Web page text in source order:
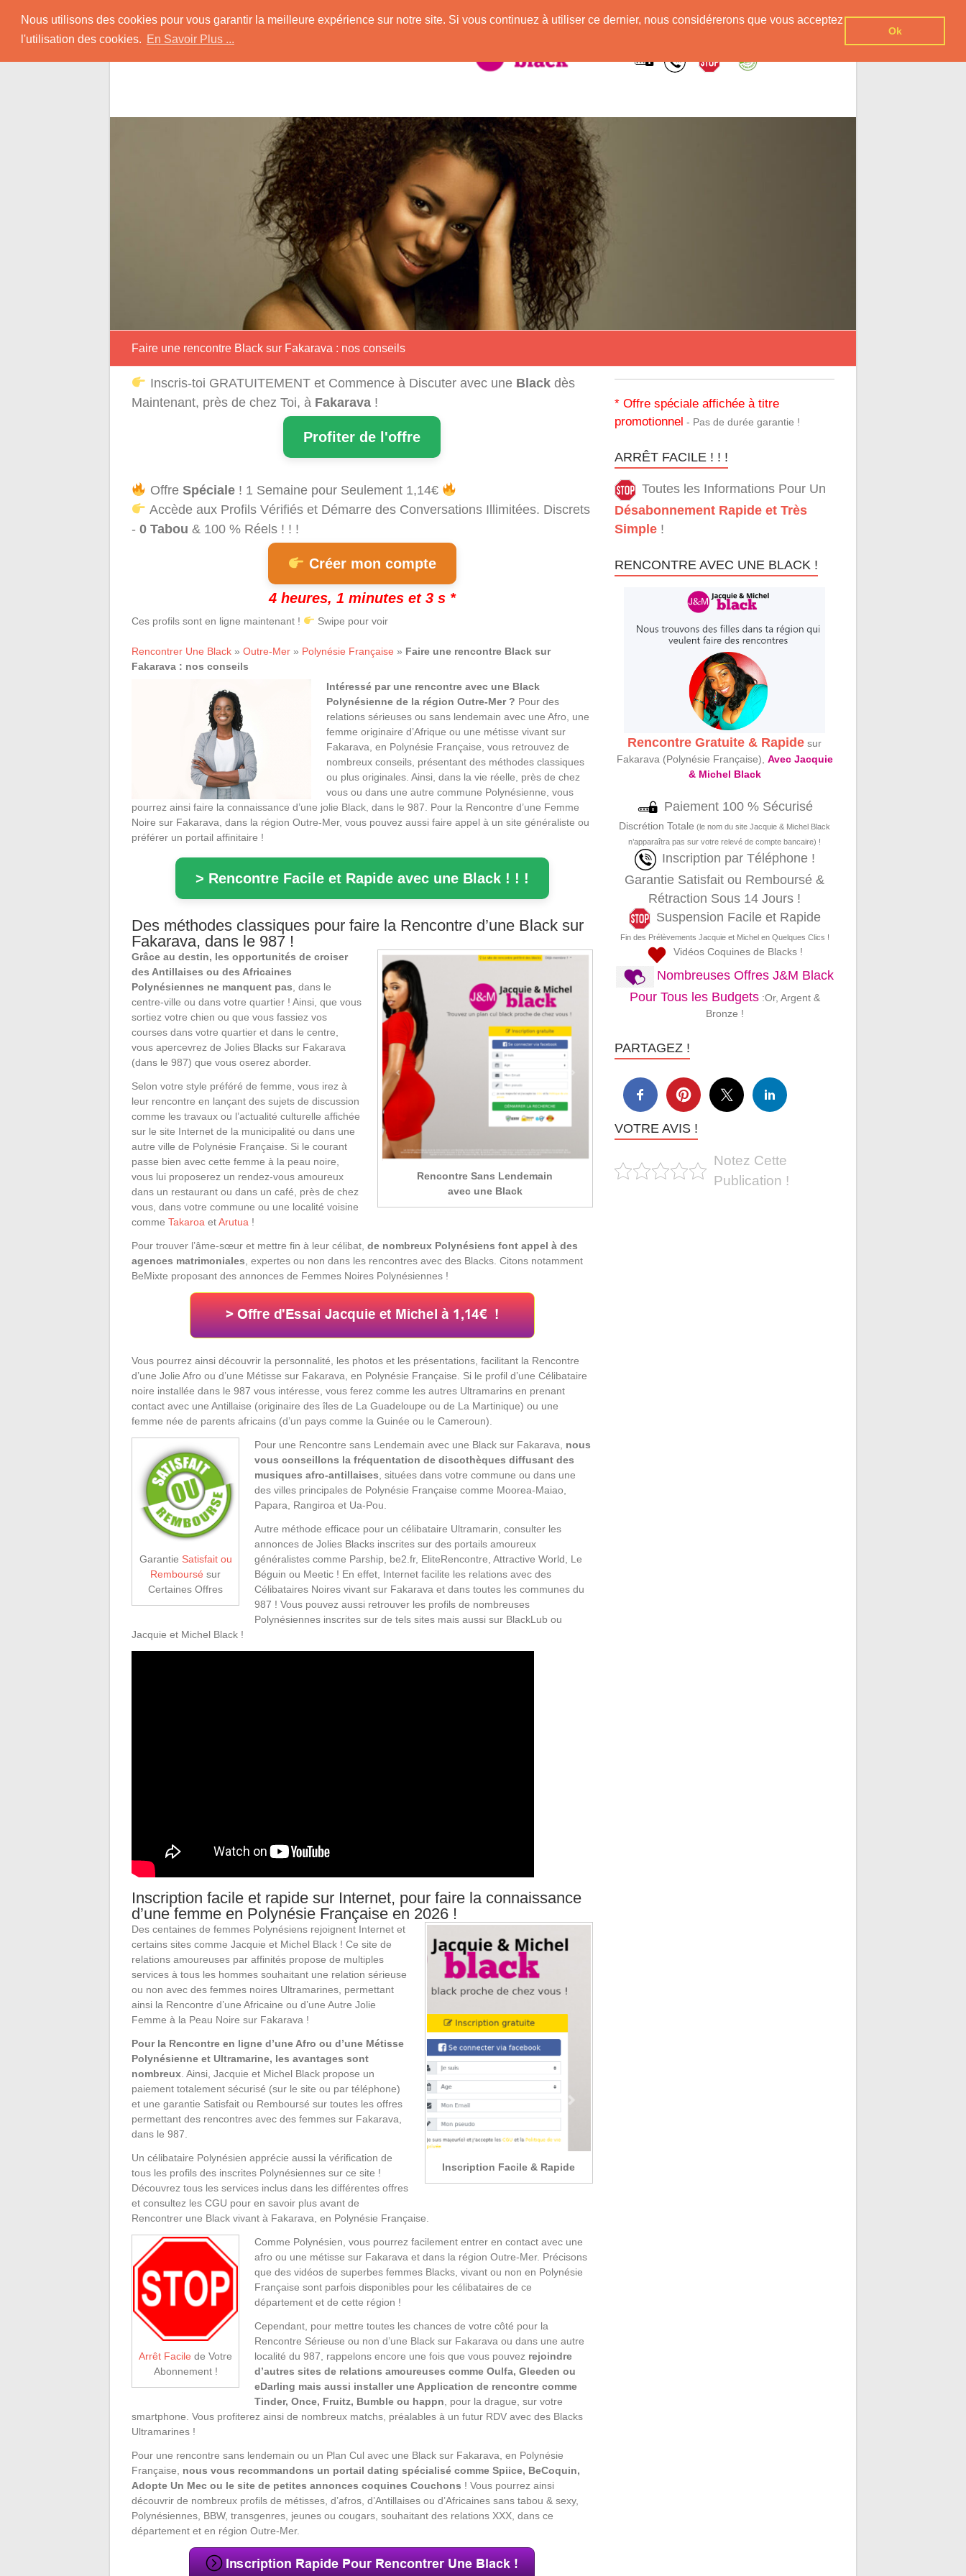
Nous utilisons des cookies pour vous garantir la meilleure expérience sur notre site. Si vous continuez à utiliser ce dernier, nous considérerons que vous acceptez
l'utilisation des cookies. En Savoir Plus ...
Ok
content
Rencontrer-Black
Conseils pour Rencontrer une Jolie Célibataire à la Peau Noire !
Faire une rencontre Black sur Fakarava : nos conseils
Inscris-toi GRATUITEMENT et Commence à Discuter avec une Blackdès
Maintenant, près de chez Toi, à Fakarava !
Profiter de l'offre
Offre Spéciale! 1 Semaine pour Seulement 1,14€
Accède aux Profils Vérifiés et Démarre des Conversations Illimitées. Discrets
- 0 Tabou & 100 % Réels ! ! !
Créer mon compte
4 heures, 1 minutes et 2 s *
Ces profils sont en ligne maintenant ! Swipe pour voir
Rencontrer Une Black » Outre-Mer » Polynésie Française » Faire une rencontre Black sur
Fakarava : nos conseils
Intéressé par une rencontre avec une Black
Polynésienne de la région Outre-Mer ? Pour des
relations sérieuses ou sans lendemain avec une Afro, une
femme originaire d’Afrique ou une métisse vivant sur
Fakarava, en Polynésie Française, vous retrouvez de
nombreux conseils, présentant des méthodes classiques
ou plus originales. Ainsi, dans la vie réelle, près de chez
vous ou dans une autre commune Polynésienne, vous
pourrez ainsi faire la connaissance d’une jolie Black, dans le 987. Pour la Rencontre d’une Femme
Noire sur Fakarava, dans la région Outre-Mer, vous pouvez aussi faire appel à un site généraliste ou
préférer un portail affinitaire !
> Rencontre Facile et Rapide avec une Black ! ! !
Des méthodes classiques pour faire la Rencontre d’une Black sur
Fakarava, dans le 987 !
Rencontre Sans Lendemain
avec une Black
Grâce au destin, les opportunités de croiser
des Antillaises ou des Africaines
Polynésiennes ne manquent pas , dans le
centre-ville ou dans votre quartier ! Ainsi, que vous
sortiez votre chien ou que vous fassiez vos
courses dans votre quartier et dans le centre,
vous apercevrez de Jolies Blacks sur Fakarava
(dans le 987) que vous oserez aborder.
Selon votre style préféré de femme, vous irez à
leur rencontre en lançant des sujets de discussion
comme les travaux ou l’actualité culturelle affichée
sur le site Internet de la municipalité ou dans une
autre ville de Polynésie Française. Si le courant
passe bien avec cette femme à la peau noire,
vous lui proposerez un rendez-vous amoureux
dans un restaurant ou dans un café, près de chez
vous, dans votre commune ou une localité voisine
comme Takaroa etArutua !
Pour trouver l’âme-sœur et mettre fin à leur célibat, de nombreux Polynésiens font appel à des
agences matrimoniales , expertes ou non dans les rencontres avec des Blacks. Citons notamment
BeMixte proposant des annonces de Femmes Noires Polynésiennes !
Vous pourrez ainsi découvrir la personnalité, les photos et les présentations, facilitant la Rencontre
d’une Jolie Afro ou d’une Métisse sur Fakarava, en Polynésie Française. Si le profil d’une Célibataire
noire installée dans le 987 vous intéresse, vous ferez comme les autres Ultramarins en prenant
contact avec une Antillaise (originaire des îles de La Guadeloupe ou de La Martinique) ou une
femme née de parents africains (d’un pays comme la Guinée ou le Cameroun).
Garantie Satisfait ou
Remboursé sur
Certaines Offres
Pour une Rencontre sans Lendemain avec une Black sur Fakarava, nous
vous conseillons la fréquentation de discothèques diffusant des
musiques afro-antillaises , situées dans votre commune ou dans une
des villes principales de Polynésie Française comme Moorea-Maiao,
Papara, Rangiroa et Ua-Pou.
Autre méthode efficace pour un célibataire Ultramarin, consulter les
annonces de Jolies Blacks inscrites sur des portails amoureux
généralistes comme Parship, be2.fr, EliteRencontre, Attractive World, Le
Béguin ou Meetic ! En effet, Internet facilite les relations avec des
Célibataires Noires vivant sur Fakarava et dans toutes les communes du
987 ! Vous pouvez aussi retrouver les profils de nombreuses
Polynésiennes inscrites sur de tels sites mais aussi sur BlackLub ou
Jacquie et Michel Black !
Inscription facile et rapide sur Internet, pour faire la connaissance
d’une femme en Polynésie Française en 2026 !
Inscription Facile & Rapide
Des centaines de femmes Polynésiens rejoignent Internet et
certains sites comme Jacquie et Michel Black ! Ce site de
relations amoureuses par affinités propose de multiples
services à tous les hommes souhaitant une relation sérieuse
ou non avec des femmes noires Ultramarines, permettant
ainsi la Rencontre d’une Africaine ou d’une Autre Jolie
Femme à la Peau Noire sur Fakarava !
Pour la Rencontre en ligne d’une Afro ou d’une Métisse
Polynésienne et Ultramarine, les avantages sont
nombreux . Ainsi, Jacquie et Michel Black propose un
paiement totalement sécurisé (sur le site ou par téléphone)
et une garantie Satisfait ou Remboursé sur toutes les offres
permettant des rencontres avec des femmes sur Fakarava,
dans le 987.
Un célibataire Polynésien apprécie aussi la vérification de
tous les profils des inscrites Polynésiennes sur ce site !
Découvrez tous les services inclus dans les différentes offres
et consultez les CGU pour en savoir plus avant de
Rencontrer une Black vivant à Fakarava, en Polynésie Française.
Arrêt Facile de Votre
Abonnement !
Comme Polynésien, vous pourrez facilement entrer en contact avec une
afro ou une métisse sur Fakarava et dans la région Outre-Mer. Précisons
que des vidéos de superbes femmes Blacks, vivant ou non en Polynésie
Française sont parfois disponibles pour les célibataires de ce
département et de cette région !
Cependant, pour mettre toutes les chances de votre côté pour la
Rencontre Sérieuse ou non d’une Black sur Fakarava ou dans une autre
localité du 987, rappelons encore une fois que vous pouvez rejoindre
d’autres sites de relations amoureuses comme Oulfa, Gleeden ou
eDarling mais aussi installer une Application de rencontre comme
Tinder, Once, Fruitz, Bumble ou happn , pour la drague, sur votre
smartphone. Vous profiterez ainsi de nombreux matchs, préalables à un futur RDV avec des Blacks
Ultramarines !
Pour une rencontre sans lendemain ou un Plan Cul avec une Black sur Fakarava, en Polynésie
Française, nous vous recommandons un portail dating spécialisé comme Spiice, BeCoquin,
Adopte Un Mec ou le site de petites annonces coquines Couchons ! Vous pourrez ainsi
découvrir de nombreux profils de métisses, d’afros, d’Antillaises ou d’Africaines sans tabou & sexy,
Polynésiennes, BBW, transgenres, jeunes ou cougars, souhaitant des relations XXX, dans ce
département et en région Outre-Mer.
* Offre spéciale affichée à titre
promotionnel - Pas de durée garantie !
ARRÊT FACILE ! ! !
Toutes les Informations Pour Un
Désabonnement Rapide et Très
Simple !
RENCONTRE AVEC UNE BLACK !
Rencontre Gratuite & Rapide sur
Fakarava (Polynésie Française), Avec Jacquie
& Michel Black
Paiement 100 % Sécurisé
Discrétion Totale (le nom du site Jacquie & Michel Black
n’apparaîtra pas sur votre relevé de compte bancaire) !
Inscription par Téléphone !
Garantie Satisfait ou Remboursé &
Rétraction Sous 14 Jours !
Suspension Facile et Rapide
Fin des Prélèvements Jacquie et Michel en Quelques Clics !
Vidéos Coquines de Blacks !
Nombreuses Offres J&M Black
Pour Tous les Budgets:Or, Argent &
Bronze !
PARTAGEZ !
VOTRE AVIS !
Notez Cette
Publication !